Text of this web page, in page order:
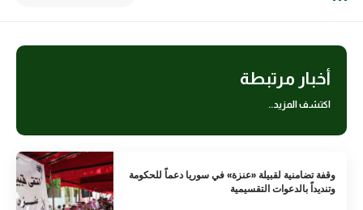
أخبار مرتبطة
اكتشف المزيد..
وقفة تضامنية لقبيلة «عنزة» في سوريا دعماً للحكومة
وتنديداً بالدعوات التقسيمية